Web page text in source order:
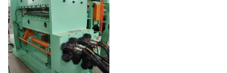
NOTICIAS
CASO
LA FÁBRICA